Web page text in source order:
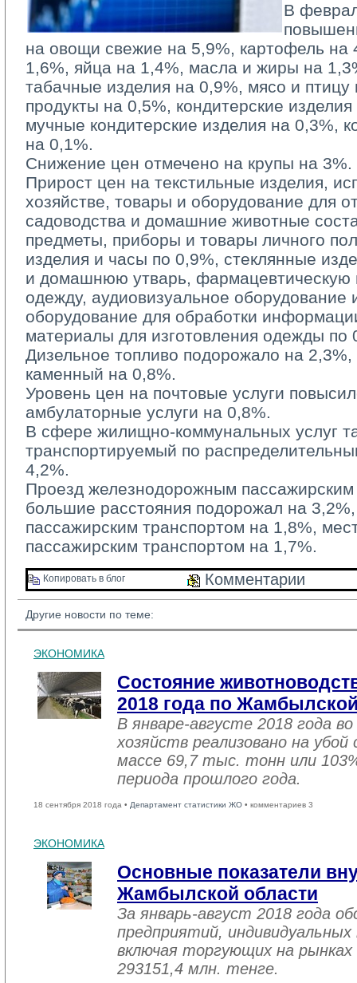
В
на овощи свежие на 5,9%, картофель на
1,6%, яйца на 1,4%, масла и жиры на
табачные изделия на 0,9%, мясо и
продукты на 0,5%, кондитерские
мучные кондитерские изделия на 0,3%,
на 0,1%.
Снижение цен отмечено на крупы на 3%.
Прирост цен на текстильные изделия,
хозяйстве, товары и оборудование для
садоводства и домашние животные
предметы, приборы и товары личного
изделия и часы по 0,9%, стеклянные
и домашнюю утварь, фармацевтическую
одежду, аудиовизуальное оборудование
оборудование для обработки
материалы для изготовления одежды по
Дизельное топливо подорожало на
каменный на 0,8%.
Уровень цен на почтовые услуги
амбулаторные услуги на 0,8%.
В сфере жилищно-коммунальных услуг
транспортируемый по
4,2%.
Проезд железнодорожным
большие расстояния подорожал на
пассажирским транспортом на 1,8%,
пассажирским транспортом на 1,7%.
Копировать в блог Комментарии
Другие новости по теме:
ЭКОНОМИКА
Состояние
2018 года по
В январе-августе 2018 года
хозяйств реализовано на
массе 69,7 тыс. тонн или
периода прошлого года.
18 сентября 2018 года • Департамент статистики ЖО • комментариев 3
ЭКОНОМИКА
Основные показатели
Жамбылской области
За январь-август 2018 года
предприятий,
включая торгующих на рынках
293151,4 млн. тенге.